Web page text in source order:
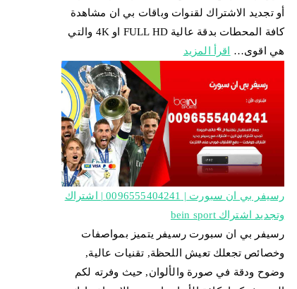
أو تجديد الاشتراك لقنوات وباقات بي ان مشاهدة
كافة المحطات بدقة عالية FULL HD او 4K والتي
هي اقوى…
اقرأ المزيد
رسيفر بي ان سبورت | 0096555404241 | اشتراك
وتجديد اشتراك bein sport
رسيفر بي ان سبورت رسيفر يتميز بمواصفات
وخصائص تجعلك تعيش اللحظة, تقنيات عالية,
وضوح ودقة في صورة والألوان, حيث وفرته لكم